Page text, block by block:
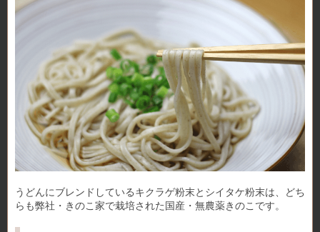
うどんにブレンドしているキクラゲ粉末とシイタケ粉末は、どち
らも弊社・きのこ家で栽培された国産・無農薬きのこです。